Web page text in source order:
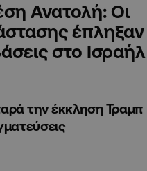
Ανατολή: Οι
έπληξαν
στο Ισραήλ
την έκκληση Τραμπ